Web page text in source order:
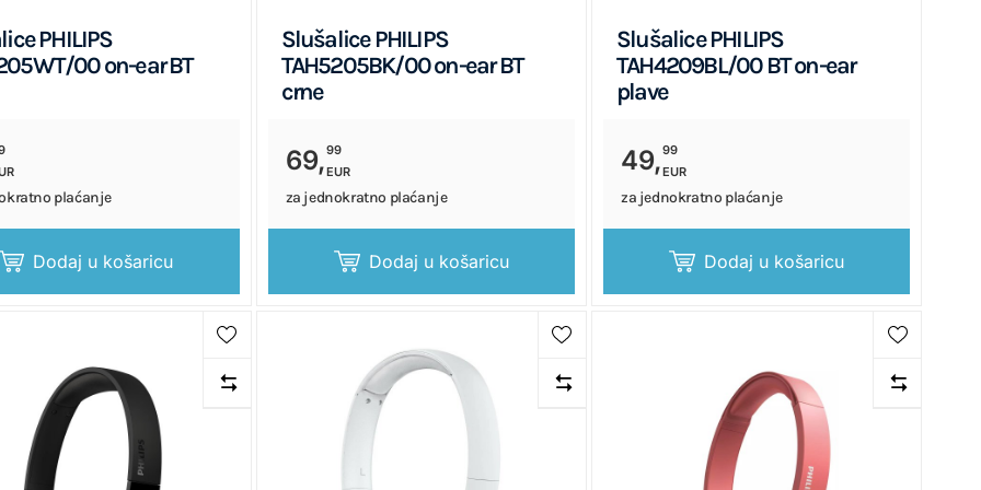
PHILIPS
00 on-ear BT
plaćanje
Dodaj u košaricu
Slušalice PHILIPS
TAH5205BK/00 on-ear BT
crne
69,99
EUR
za jednokratno plaćanje
Dodaj u košaricu
Slušalice PHILIPS
TAH4209BL/00 BT on-ear
plave
49,99
EUR
za jednokratno plaćanje
Dodaj u košaricu